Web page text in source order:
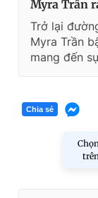
Myra Trần
Trở lại
Myra Trần
mang đến
Chia sẻ